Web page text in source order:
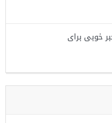
خوبی برای